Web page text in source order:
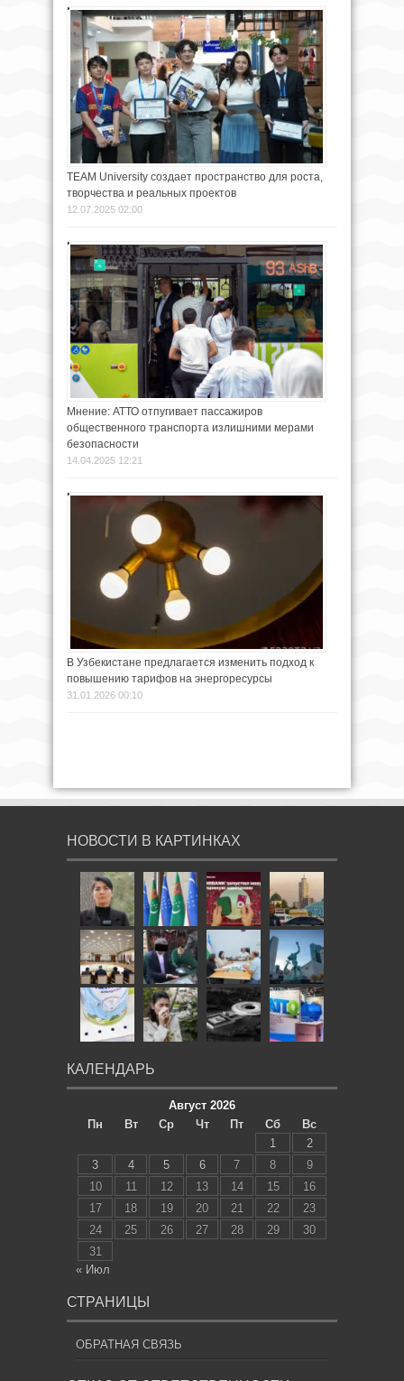
TEAM University создает пространство для роста,
творчества и реальных проектов
12.07.2025 02:00
Мнение: АТТО отпугивает пассажиров
общественного транспорта излишними мерами
безопасности
14.04.2025 12:21
В Узбекистане предлагается изменить подход к
повышению тарифов на энергоресурсы
31.01.2026 00:10
НОВОСТИ В КАРТИНКАХ
КАЛЕНДАРЬ
Август 2026
Пн
Вт Ср Чт Пт Сб
Вс
1
2
3
4 5 6 7 8
9
10
11 12 13 14 15
16
17
18 19 20 21 22
23
24
25 26 27 28 29
30
31
« Июл
СТРАНИЦЫ
ОБРАТНАЯ СВЯЗЬ